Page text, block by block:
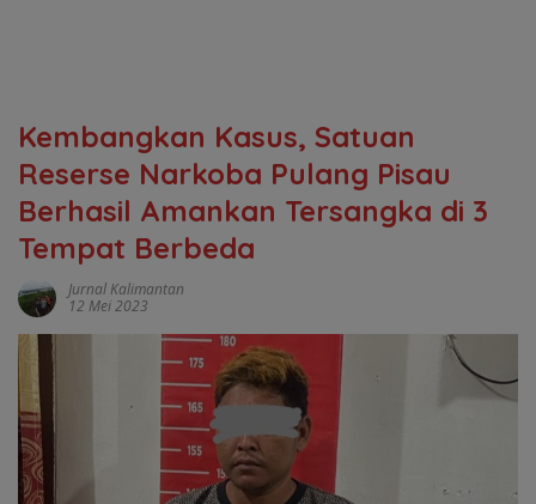
Kembangkan Kasus, Satuan
Reserse Narkoba Pulang Pisau
Berhasil Amankan Tersangka di 3
Tempat Berbeda
Jurnal Kalimantan
12 Mei 2023